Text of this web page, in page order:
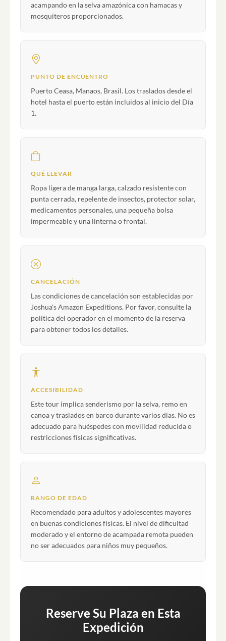
acampando en la selva amazónica con hamacas y
mosquiteros proporcionados.
PUNTO DE ENCUENTRO
Puerto Ceasa, Manaos, Brasil. Los traslados desde el
hotel hasta el puerto están incluidos al inicio del Día
1.
QUÉ LLEVAR
Ropa ligera de manga larga, calzado resistente con
punta cerrada, repelente de insectos, protector solar,
medicamentos personales, una pequeña bolsa
impermeable y una linterna o frontal.
CANCELACIÓN
Las condiciones de cancelación son establecidas por
Joshua's Amazon Expeditions. Por favor, consulte la
política del operador en el momento de la reserva
para obtener todos los detalles.
ACCESIBILIDAD
Este tour implica senderismo por la selva, remo en
canoa y traslados en barco durante varios días. No es
adecuado para huéspedes con movilidad reducida o
restricciones físicas significativas.
RANGO DE EDAD
Recomendado para adultos y adolescentes mayores
en buenas condiciones físicas. El nivel de dificultad
moderado y el entorno de acampada remota pueden
no ser adecuados para niños muy pequeños.
Reserve Su Plaza en Esta
Expedición